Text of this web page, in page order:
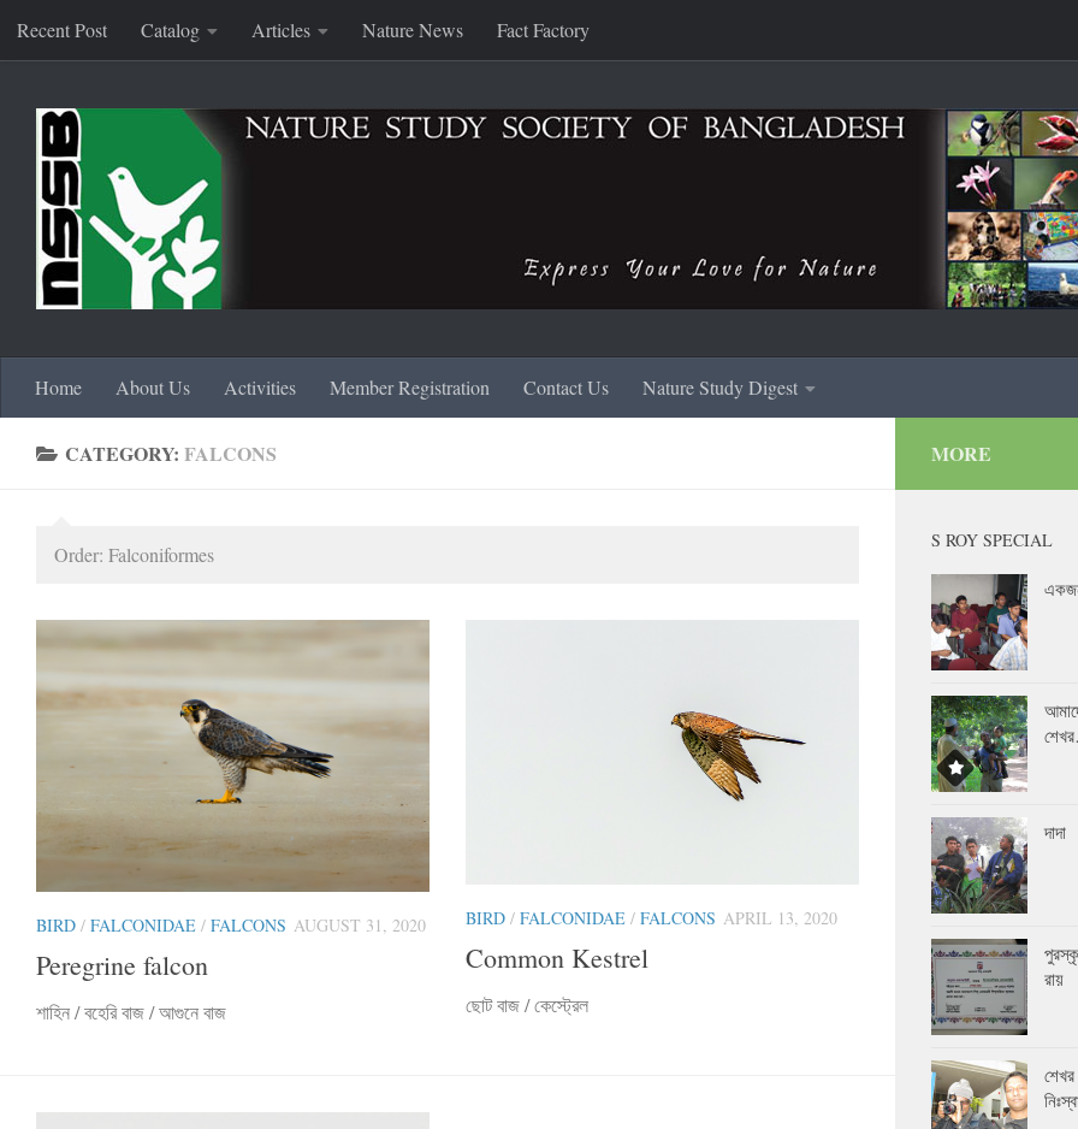
Skip to content
Recent Post Catalog Articles Nature News Fact Factory
Home About Us Activities Member Registration Contact Us Nature Study Digest
CATEGORY: FALCONS
Order: Falconiformes
BIRD / FALCONIDAE / FALCONS AUGUST 31, 2020
Peregrine falcon
শাহিন / বহেরি বাজ / আগুনে বাজ
BIRD / FALCONIDAE / FALCONS APRIL 13, 2020
Common Kestrel
ছোট বাজ / কেস্ট্রেল
MORE
S ROY SPECIAL
দাদা
রায়